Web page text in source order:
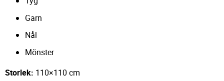
Garn
Nål
Mönster
Storlek: 110×110 cm